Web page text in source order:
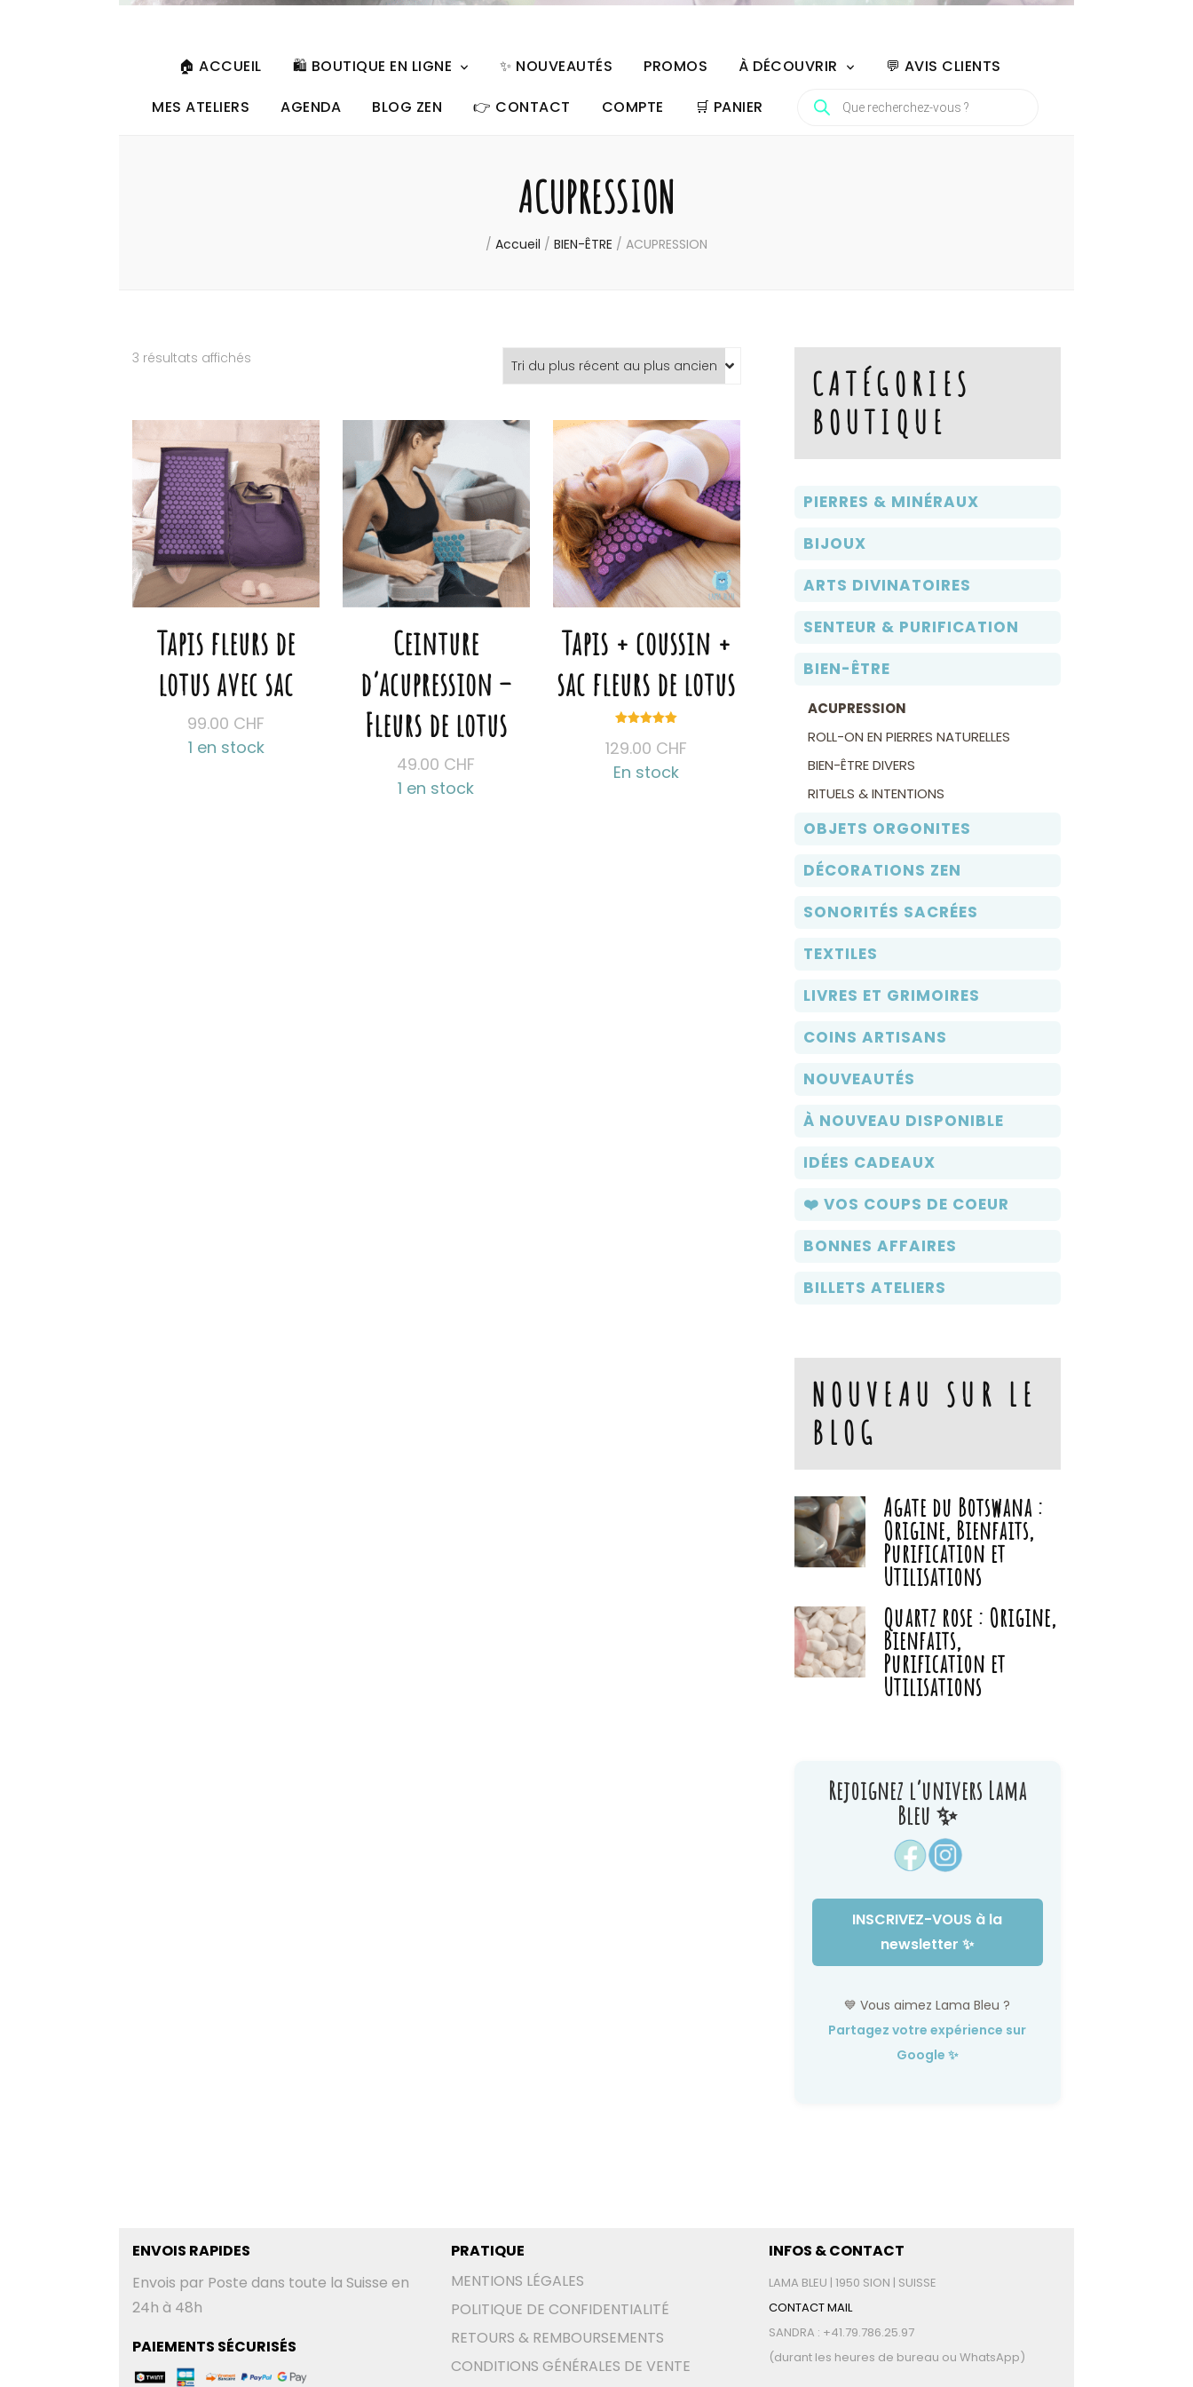
🏠 ACCUEIL 🛍️ BOUTIQUE EN LIGNE ✨ NOUVEAUTÉS PROMOS À DÉCOUVRIR
💬 AVIS CLIENTS
MES ATELIERS
AGENDA BLOG ZEN 👉 CONTACT COMPTE 🛒︎ PANIER
PRODUITS
ACUPRESSION
/ Accueil / BIEN-ÊTRE / ACUPRESSION
3 résultats affichés
récent
au
plus
ancien
Tapis fleurs de
lotus avec sac
99.00 CHF
1 en stock
Ceinture
d’acupression –
Fleurs de lotus
49.00 CHF
1 en stock
Tapis + coussin +
sac fleurs de lotus
5.00
sur 5
129.00 CHF
En stock
CATÉGORIES
BOUTIQUE
PIERRES & MINÉRAUX
BIJOUX
ARTS DIVINATOIRES
SENTEUR & PURIFICATION
BIEN-ÊTRE
ACUPRESSION
ROLL-ON EN PIERRES NATURELLES
BIEN-ÊTRE DIVERS
RITUELS & INTENTIONS
OBJETS ORGONITES
DÉCORATIONS ZEN
SONORITÉS SACRÉES
TEXTILES
LIVRES ET GRIMOIRES
COINS ARTISANS
NOUVEAUTÉS
À NOUVEAU DISPONIBLE
IDÉES CADEAUX
❤️ VOS COUPS DE COEUR
BONNES AFFAIRES
BILLETS ATELIERS
NOUVEAU SUR LE
BLOG
Agate du Botswana :
Origine, Bienfaits,
Purification et
Utilisations
Quartz rose : Origine,
Bienfaits,
Purification et
Utilisations
Rejoignez l’univers Lama
Bleu ✨
INSCRIVEZ-VOUS à la
newsletter ✨
💙 Vous aimez Lama Bleu ?
Partagez votre expérience sur
Google ✨
ENVOIS RAPIDES
Envois par Poste dans toute la Suisse en
24h à 48h
PAIEMENTS SÉCURISÉS
PRATIQUE
MENTIONS LÉGALES
POLITIQUE DE CONFIDENTIALITÉ
RETOURS & REMBOURSEMENTS
CONDITIONS GÉNÉRALES DE VENTE
INFOS & CONTACT
LAMA BLEU | 1950 SION | SUISSE
CONTACT MAIL
SANDRA : +41.79.786.25.97
(durant les heures de bureau ou WhatsApp)